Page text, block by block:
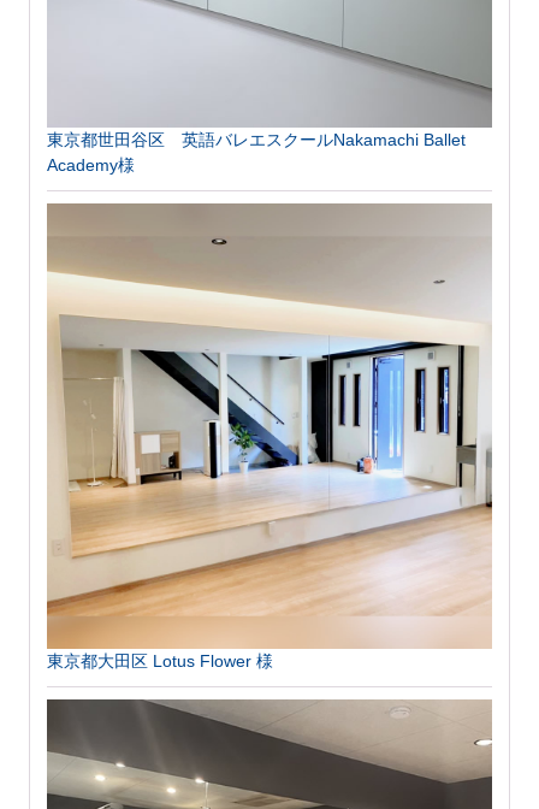
東京都世田谷区 英語バレエスクールNakamachi Ballet
Academy様
東京都大田区 Lotus Flower 様